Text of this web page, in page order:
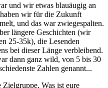
und wir etwas blauäugig an
wir für die Zukunft
und das war zwiegespalten.
längere Geschichten (wir
25-35k), die Lesenden
bei dieser Länge verbleibend.
dann ganz wild, von 5 bis 30
Zahlen genannt...
Was ist eure